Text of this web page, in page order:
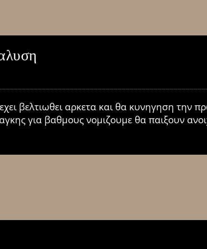
βελτιωθει αρκετα και θα κυνηγηση την
για βαθμους νομιζουμε θα παιξουν